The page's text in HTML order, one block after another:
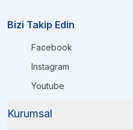
Bizi Takip Edin
Facebook
Instagram
Youtube
Kurumsal